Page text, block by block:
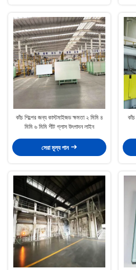
কাঁচ শিল্পের জন্য কাস্টমাইজড ক্ষমতা ২ মিমি ৪
মিমি ৬ মিমি শীট গ্লাস উৎপাদন লাইন
সেরা মূল্য পান